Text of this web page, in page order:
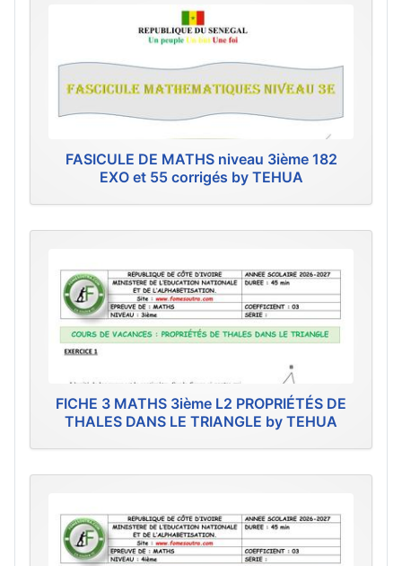
FASICULE DE MATHS niveau 3ième 182
EXO et 55 corrigés by TEHUA
FICHE 3 MATHS 3ième L2 PROPRIÉTÉS DE
THALES DANS LE TRIANGLE by TEHUA